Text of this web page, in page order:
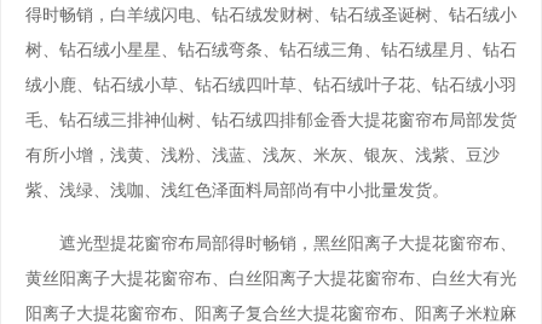
得时畅销，白羊绒闪电、钻石绒发财树、钻石绒圣诞树、钻石绒小
树、钻石绒小星星、钻石绒弯条、钻石绒三角、钻石绒星月、钻石
绒小鹿、钻石绒小草、钻石绒四叶草、钻石绒叶子花、钻石绒小羽
毛、钻石绒三排神仙树、钻石绒四排郁金香大提花窗帘布局部发货
有所小增，浅黄、浅粉、浅蓝、浅灰、米灰、银灰、浅紫、豆沙
紫、浅绿、浅咖、浅红色泽面料局部尚有中小批量发货。
遮光型提花窗帘布局部得时畅销，黑丝阳离子大提花窗帘布、
黄丝阳离子大提花窗帘布、白丝阳离子大提花窗帘布、白丝大有光
阳离子大提花窗帘布、阳离子复合丝大提花窗帘布、阳离子米粒麻